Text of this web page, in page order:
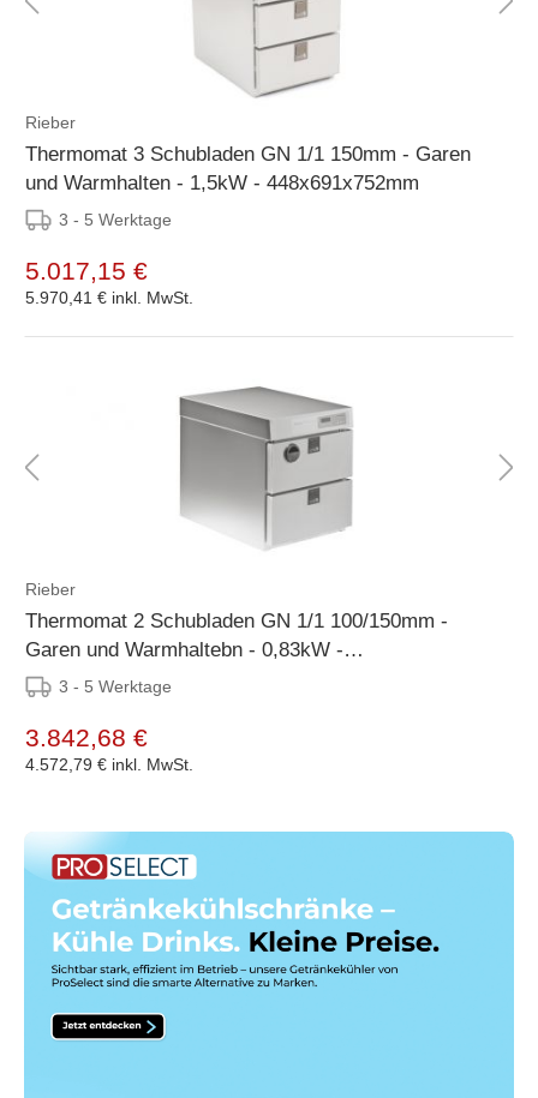
Rieber
Thermomat 3 Schubladen GN 1/1 150mm - Garen
und Warmhalten - 1,5kW - 448x691x752mm
3 - 5 Werktage
5.017,15 €
5.970,41 € inkl. MwSt.
Rieber
Thermomat 2 Schubladen GN 1/1 100/150mm -
Garen und Warmhaltebn - 0,83kW -
660x604x504mm
3 - 5 Werktage
3.842,68 €
4.572,79 € inkl. MwSt.